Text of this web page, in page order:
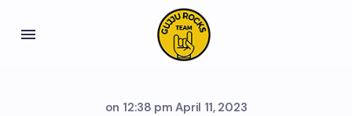
on 12:38 pm April 11, 2023